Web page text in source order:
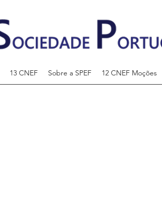
13 CNEF Sobre a SPEF 12 CNEF Moções